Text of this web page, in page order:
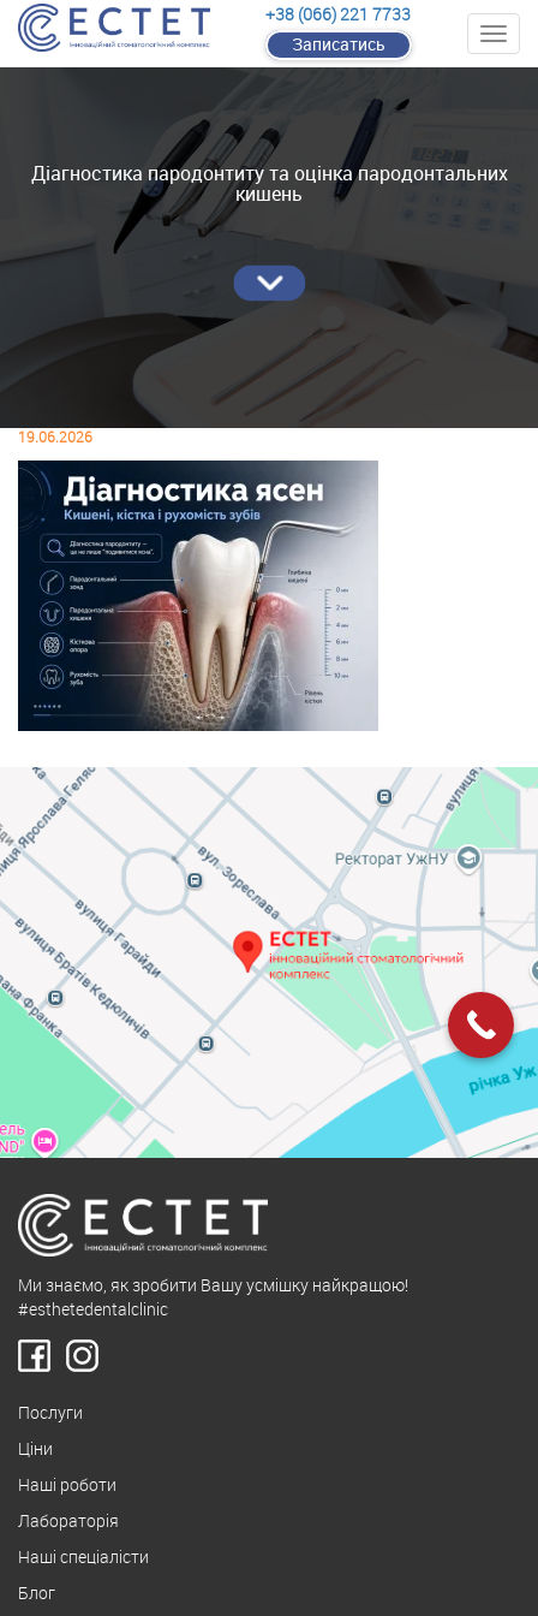
+38 (066) 221 7733
Записатись
Діагностика пародонтиту та оцінка пародонтальних
кишень
19.06.2026
Ми знаємо, як зробити Вашу усмішку найкращою!
#esthetedentalclinic
Послуги
Ціни
Наші роботи
Лабораторія
Наші спеціалісти
Блог